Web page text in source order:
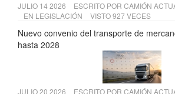
JULIO 14 2026 ESCRITO POR CAMIÓN
EN LEGISLACIÓN VISTO 927 VECES
Nuevo convenio del transporte de
hasta 2028
JULIO 20 2026 ESCRITO POR CAMIÓN